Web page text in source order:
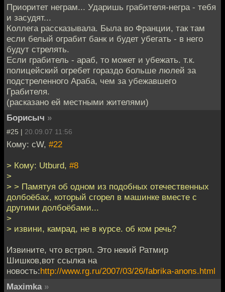
Приоритет неграм... Ударишь грабителя-негра - тебя
и засудят...
Коллега рассказывала. Была во Франции, так там
если белый ограбит банк и будет убегать - в него
будут стрелять.
Если грабитель - араб, то может и убежать. т.к.
полицейский огребет гораздо больше люлей за
подстреленного Араба, чем за убежавшего
Грабителя.
(расказано ей местными жителями)
Борисыч »
#25 | 20.09.07 11:56
Кому: cW, #22
> Кому: Utburd, #8
>
> > Памятуя об одном из подобных отечественных
долбоёбах, который сгорел в машинке вместе с
другими долбоёбами...
>
> извини, камрад, не в курсе. об ком речь?
Извините, что встрял. Это некий Ратмир
Шишков,вот ссылка на
новость:http://www.rg.ru/2007/03/26/fabrika-anons.html
Maximka »